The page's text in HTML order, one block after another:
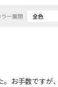
ラー展開 全色
お手数ですが